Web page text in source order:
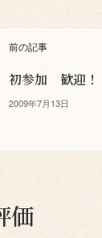
前の記事
初参加 歓迎！
2009年7月13日
価